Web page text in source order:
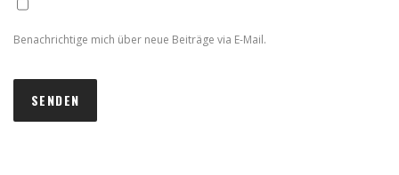
Benachrichtige mich über neue Beiträge via E-Mail.